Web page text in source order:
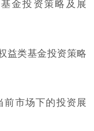
金投资策略及展
益类基金投资策略
市场下的投资展